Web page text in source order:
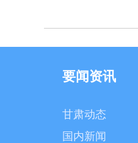
要闻资讯
甘肃动态
国内新闻